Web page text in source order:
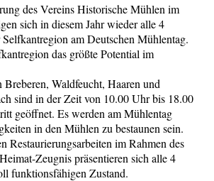
des Vereins Historische Mühlen im
sich in diesem Jahr wieder alle 4
am Deutschen Mühlentag.
das größte Potential im
Waldfeucht, Haaren und
sind in der Zeit von 10.00 Uhr bis 18.00
geöffnet. Es werden am Mühlentag
in den Mühlen zu bestaunen sein.
Restaurierungsarbeiten im Rahmen des
Zeugnis präsentieren sich alle 4
funktionsfähigen Zustand.